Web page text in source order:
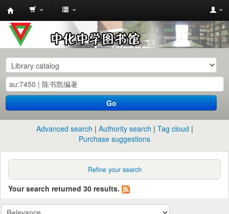
中
化
中
学
图
书
馆
目
Go
Advanced search Authority search
Tag cloud
Purchase suggestions
Refine your search
Your search returned 30 results.